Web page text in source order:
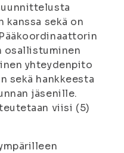
sekä on
osallistuminen
yhteydenpito
sekä hankkeesta
jäsenille.
viisi (5)